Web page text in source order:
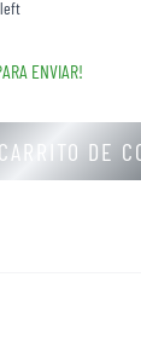
ENVIAR!
DE